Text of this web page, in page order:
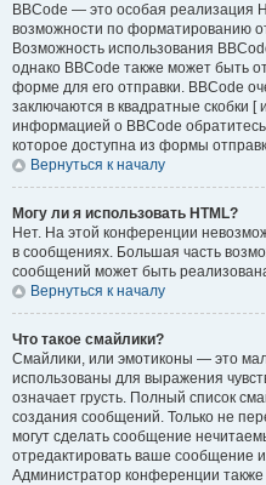
BBCode — это особая реализация
возможности по форматированию
Возможность использования
однако BBCode также может быть
форме для его отправки. BBCode
заключаются в квадратные скобки [
информацией о BBCode
которое доступна из формы
Вернуться к началу
Могу ли я использовать HTML?
Нет. На этой конференции
в сообщениях. Большая часть
сообщений может быть
Вернуться к началу
Что такое смайлики?
Смайлики, или эмотиконы — это
использованы для выражения
означает грусть. Полный список
создания сообщений. Только не
могут сделать сообщение
отредактировать ваше сообщение
Администратор конференции также